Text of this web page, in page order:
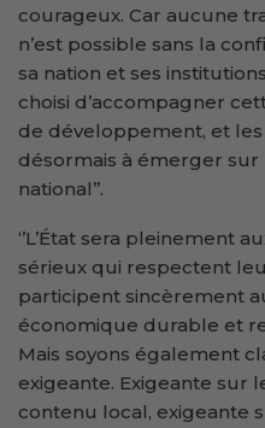
courageux. Car aucune
n’est possible sans la
sa nation et ses
choisi d’accompagner
de développement, et
désormais à émerger
national’’.
‘’L’État sera pleinement
sérieux qui respectent
participent sincèrement
économique durable et
Mais soyons également
exigeante. Exigeante sur
contenu local, exigeante